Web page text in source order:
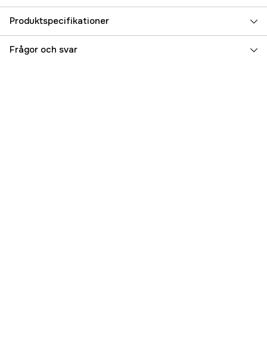
Produktspecifikationer
Vikt (g) 460 g
Frågor och svar